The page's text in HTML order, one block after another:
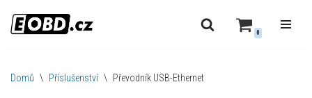
Přeskočit
obsah
0
Domů \ Příslušenství \ Převodník USB-Ethernet